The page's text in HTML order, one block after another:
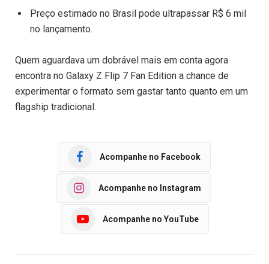
Preço estimado no Brasil pode ultrapassar R$ 6 mil
no lançamento.
Quem aguardava um dobrável mais em conta agora
encontra no Galaxy Z Flip 7 Fan Edition a chance de
experimentar o formato sem gastar tanto quanto em um
flagship tradicional.
Acompanhe no Facebook
Acompanhe no Instagram
Acompanhe no YouTube